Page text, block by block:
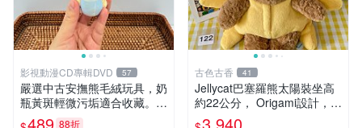
影視動漫CD專輯DVD 57
嚴選中古安撫熊毛絨玩具，奶
瓶黃斑輕微污垢適合收藏。默
認兩日發貨，全國快遞隨機派
88折
古色古香 41
Jellycat巴塞羅熊太陽裝坐高
約22公分， Origami設計，來
自越南。嚴選 Recommendat